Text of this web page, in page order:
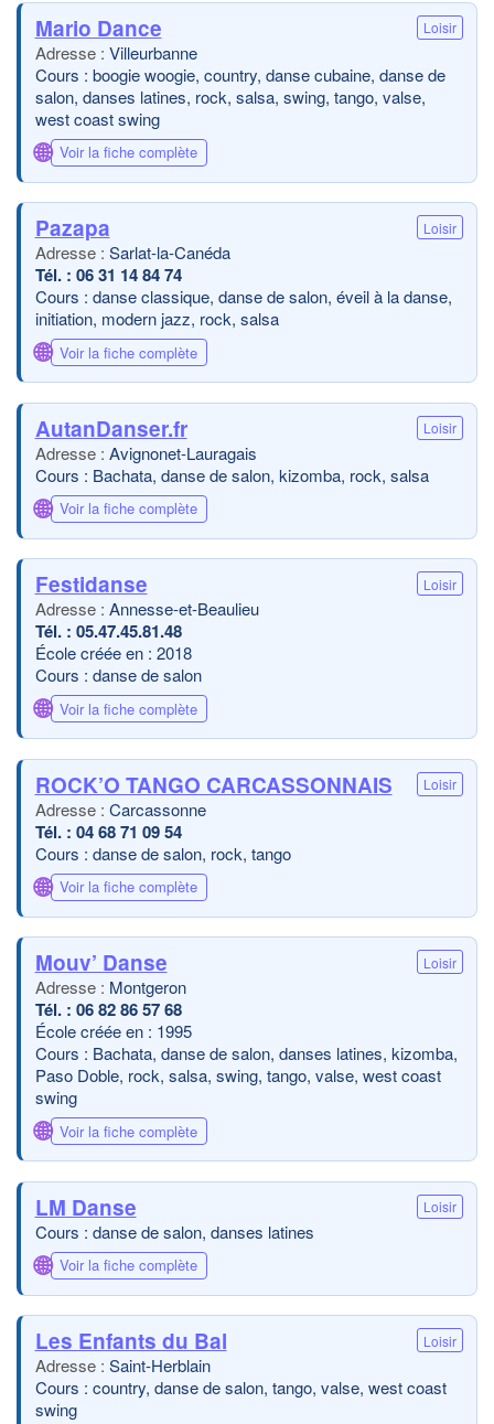
Mario Dance Loisir
Villeurbanne
Cours : boogie woogie, country, danse cubaine, danse de
salon, danses latines, rock, salsa, swing, tango, valse,
west coast swing
🌐 Voir la fiche complète
Pazapa Loisir
Sarlat-la-Canéda
06 31 14 84 74
Cours : danse classique, danse de salon, éveil à la danse,
initiation, modern jazz, rock, salsa
🌐 Voir la fiche complète
AutanDanser.fr Loisir
Avignonet-Lauragais
Cours : Bachata, danse de salon, kizomba, rock, salsa
🌐 Voir la fiche complète
Festidanse Loisir
Annesse-et-Beaulieu
05.47.45.81.48
École créée en : 2018
Cours : danse de salon
🌐 Voir la fiche complète
ROCK’O TANGO CARCASSONNAIS Loisir
Carcassonne
04 68 71 09 54
Cours : danse de salon, rock, tango
🌐 Voir la fiche complète
Mouv’ Danse Loisir
Montgeron
06 82 86 57 68
École créée en : 1995
Cours : Bachata, danse de salon, danses latines, kizomba,
Paso Doble, rock, salsa, swing, tango, valse, west coast
swing
🌐 Voir la fiche complète
LM Danse Loisir
Cours : danse de salon, danses latines
🌐 Voir la fiche complète
Les Enfants du Bal Loisir
Saint-Herblain
Cours : country, danse de salon, tango, valse, west coast
swing